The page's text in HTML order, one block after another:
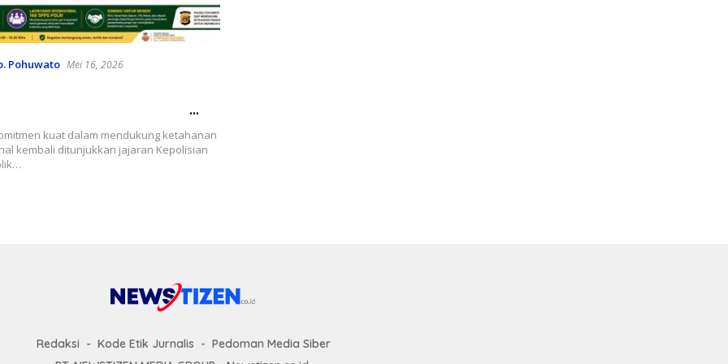
Pohuwato Mei 16, 2026
Perkuat Ketahanan
kuat dalam mendukung ketahanan
kembali ditunjukkan jajaran Kepolisian
Redaksi Kode Etik Jurnalis
Pedoman Media Siber